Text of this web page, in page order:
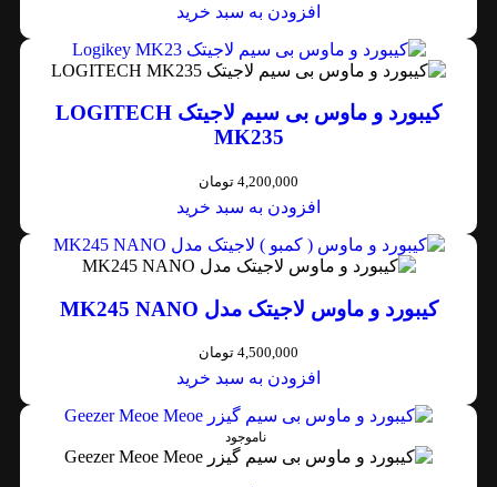
افزودن به سبد خرید
کیبورد و ماوس بی سیم لاجیتک LOGITECH
MK235
4,200,000 تومان
افزودن به سبد خرید
کیبورد و ماوس لاجیتک مدل MK245 NANO
4,500,000 تومان
افزودن به سبد خرید
ناموجود